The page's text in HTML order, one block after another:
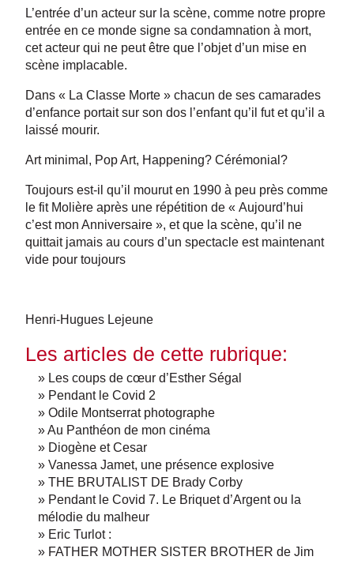
L’entrée d’un acteur sur la scène, comme notre propre
entrée en ce monde signe sa condamnation à mort,
cet acteur qui ne peut être que l’objet d’un mise en
scène implacable.
Dans « La Classe Morte » chacun de ses camarades
d’enfance portait sur son dos l’enfant qu’il fut et qu’il a
laissé mourir.
Art minimal, Pop Art, Happening? Cérémonial?
Toujours est-il qu’il mourut en 1990 à peu près comme
le fit Molière après une répétition de « Aujourd’hui
c’est mon Anniversaire », et que la scène, qu’il ne
quittait jamais au cours d’un spectacle est maintenant
vide pour toujours
Henri-Hugues Lejeune
Les articles de cette rubrique:
» Les coups de cœur d’Esther Ségal
» Pendant le Covid 2
» Odile Montserrat photographe
» Au Panthéon de mon cinéma
» Diogène et Cesar
» Vanessa Jamet, une présence explosive
» THE BRUTALIST DE Brady Corby
» Pendant le Covid 7. Le Briquet d’Argent ou la
mélodie du malheur
» Eric Turlot :
» FATHER MOTHER SISTER BROTHER de Jim